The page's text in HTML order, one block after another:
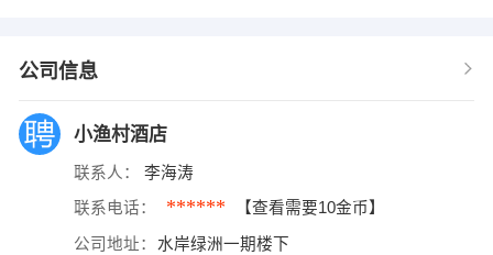
公司信息
小渔村酒店
联系人： 李海涛
联系电话： ****** 【查看需要10金币】
公司地址： 水岸绿洲一期楼下